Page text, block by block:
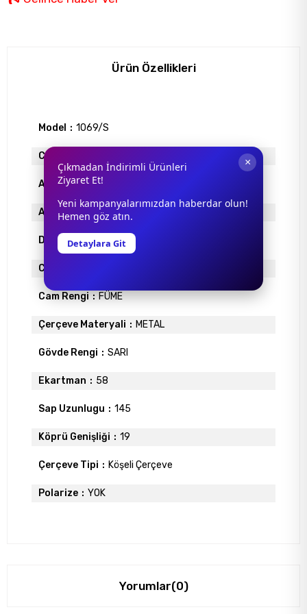
Ürün Özellikleri
Model 1069/S
Cinsiyet
Antrefle Kaplama
Ayna YOK
Degrade YOK
Cam Materyali
Cam Rengi FÜME
Çerçeve Materyali METAL
Gövde Rengi SARI
Ekartman 58
Sap Uzunlugu 145
Köprü Genişliği 19
Çerçeve Tipi Köşeli Çerçeve
Polarize YOK
Yorumlar(0)
×
Çıkmadan İndirimli Ürünleri
Ziyaret Et!
Yeni kampanyalarımızdan haberdar olun!
Hemen göz atın.
Detaylara Git